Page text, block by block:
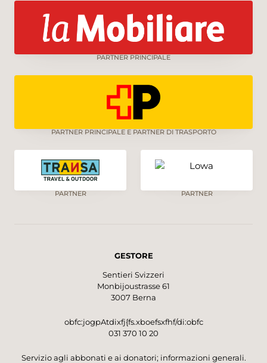
PARTNER PRINCIPALE
PARTNER PRINCIPALE E PARTNER DI TRASPORTO
PARTNER PARTNER
GESTORE
Sentieri Svizzeri
Monbijoustrasse 61
3007 Berna
obfc:jogpAtdixfj{fs.xboefsxfhf/di:obfc
031 370 10 20
Servizio agli abbonati e ai donatori; informazioni generali.